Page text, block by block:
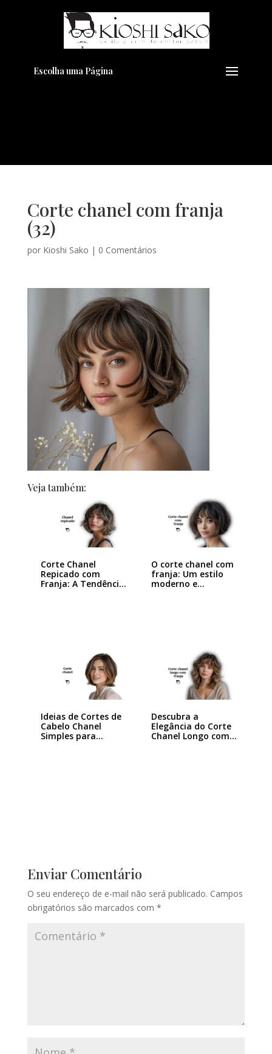
Escolha uma Página
Corte chanel com franja
(32)
por Kioshi Sako | 0 Comentários
Veja também:
Corte Chanel
Repicado com
Franja: A Tendência
O corte chanel com
franja: Um estilo
moderno e…
Ideias de Cortes de
Cabelo Chanel
Simples para…
Descubra a
Elegância do Corte
Chanel Longo com…
Enviar Comentário
O seu endereço de e-mail não será publicado. Campos
obrigatórios são marcados com *
Pensando em transformar seu
Visual??